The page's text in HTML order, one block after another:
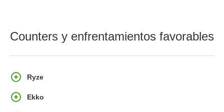
Counters y enfrentamientos favorables
Ryze
Ekko